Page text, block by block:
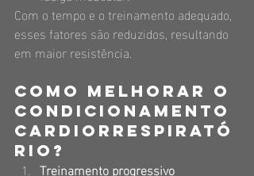
Com o tempo e o treinamento adequado,
esses fatores são reduzidos, resultando
em maior resistência.
Como melhorar o
condicionamento
cardiorrespirató
rio?
Treinamento progressivo